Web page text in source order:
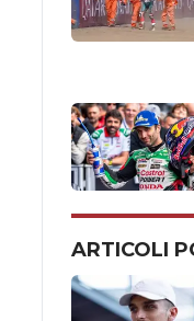
ARTICOLI